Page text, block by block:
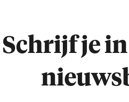
Schrijf je